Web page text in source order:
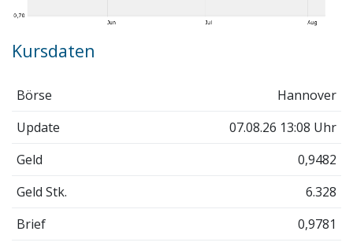
Kursdaten
Börse
Hannover
Update
07.08.26 13:08 Uhr
Geld
0,9482
Geld Stk.
6.328
Brief
0,9781